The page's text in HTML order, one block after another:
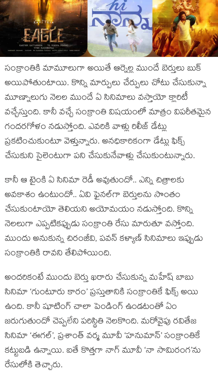
సంక్రాంతికి మామూలుగా అయితే ఆర్నెల్ల ముందే బెర్తులు బుక్
అయిపోతుంటాయి. కొన్ని మార్పులు చేర్పులు చోటు చేసుకున్నా
మూణ్నాలుగు నెలల ముందే ఏ సినిమాలు వస్తాయో క్లారిటీ
వచ్చేస్తుంది. కానీ వచ్చే సంక్రాంతి విషయంలో మాత్రం విపరీతమైన
గందరగోళం నడుస్తోంది. ఎవరికి వాళ్లు రిలీజ్ డేట్లు
ప్రకటించుకుంటూ వెళ్తున్నారు. అనధికారికంగా డేట్లు ఫిక్స్
చేసుకుని సైలెంటుగా పని చేసుకునేవాళ్లు చేసుకుంటున్నారు.
కానీ ఆ టైంకి ఏ సినిమా రెడీ అవుతుందో.. ఎన్ని చిత్రాలకు
అవకాశం ఉంటుందో.. ఏవి ఫైనల్‌గా బెర్తులను సొంతం
చేసుకుంటాయో తెలియని అయోమయం నడుస్తోంది. కొన్ని
నెలలుగా ఎప్పటికప్పుడు సంక్రాంతి రేసు మారుతూ వస్తోంది.
ముందు అనుకున్న చిరంజీవి, పవన్ కళ్యాణ్ సినిమాలు ఇప్పుడు
సంక్రాంతికి రావని తేలిపోయింది.
అందరికంటే ముందు బెర్తు ఖరారు చేసుకున్న మహేష్ బాబు
సినిమా ‘గుంటూరు కారం’ ప్రస్తుతానికి సంక్రాంతికే ఫిక్స్ అయి
ఉంది. కానీ షూటింగ్ చాలా పెండింగ్ ఉండటంతో ఏం
జరుగుతుందో చెప్పలేని పరిస్థితి నెలకొంది. మరోవైపు రవితేజ
సినిమా ‘ఈగల్’, ప్రశాంత్ వర్మ మూవీ ‘హనుమాన్’ సంక్రాంతికే
కట్టుబడి ఉన్నాయి. ఐతే కొత్తగా నాగ్ మూవీ ‘నా సామిరంగ’ను
రేసులోకి తెచ్చారు.